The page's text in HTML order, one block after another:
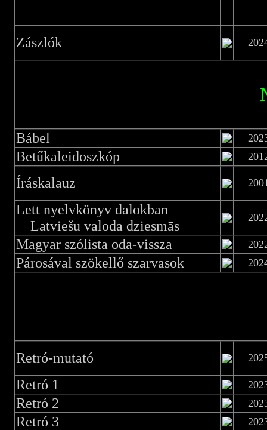
Zászlók
Bábel
Betűkaleidoszkóp
Íráskalauz
Lett nyelvkönyv dalokban
Latviešu valoda dziesmās
Magyar szólista oda-vissza
Párosával szökellő szarvasok
Retró-mutató
Retró 1
Retró 2
Retró 3